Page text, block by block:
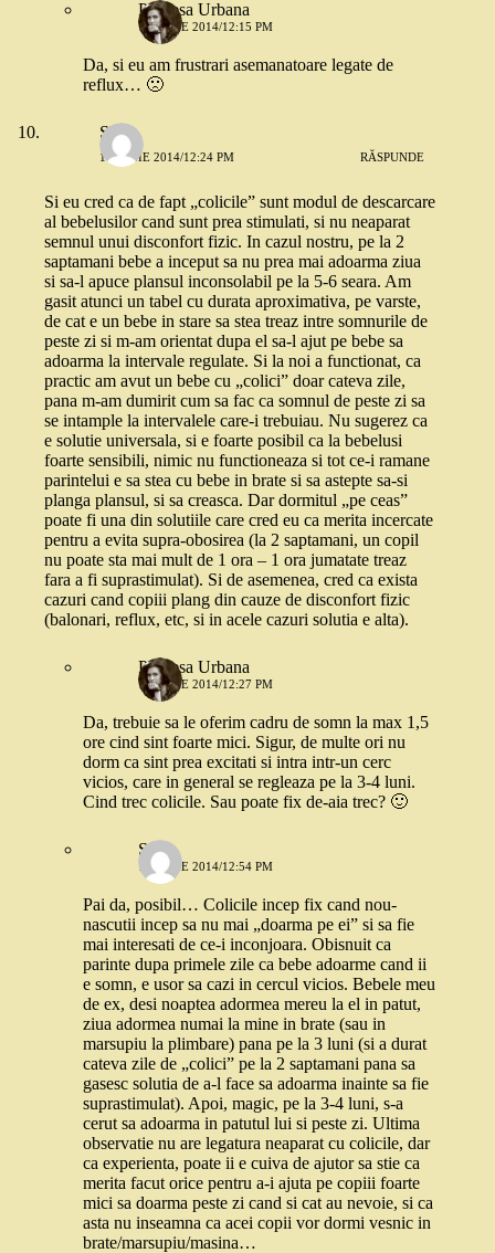
Printesa Urbana
17 IUNIE 2014/12:15 PM
Da, si eu am frustrari asemanatoare legate de
reflux… 🙁
Stefi
17 IUNIE 2014/12:24 PM RĂSPUNDE
Si eu cred ca de fapt „colicile” sunt modul de descarcare
al bebelusilor cand sunt prea stimulati, si nu neaparat
semnul unui disconfort fizic. In cazul nostru, pe la 2
saptamani bebe a inceput sa nu prea mai adoarma ziua
si sa-l apuce plansul inconsolabil pe la 5-6 seara. Am
gasit atunci un tabel cu durata aproximativa, pe varste,
de cat e un bebe in stare sa stea treaz intre somnurile de
peste zi si m-am orientat dupa el sa-l ajut pe bebe sa
adoarma la intervale regulate. Si la noi a functionat, ca
practic am avut un bebe cu „colici” doar cateva zile,
pana m-am dumirit cum sa fac ca somnul de peste zi sa
se intample la intervalele care-i trebuiau. Nu sugerez ca
e solutie universala, si e foarte posibil ca la bebelusi
foarte sensibili, nimic nu functioneaza si tot ce-i ramane
parintelui e sa stea cu bebe in brate si sa astepte sa-si
planga plansul, si sa creasca. Dar dormitul „pe ceas”
poate fi una din solutiile care cred eu ca merita incercate
pentru a evita supra-obosirea (la 2 saptamani, un copil
nu poate sta mai mult de 1 ora – 1 ora jumatate treaz
fara a fi suprastimulat). Si de asemenea, cred ca exista
cazuri cand copiii plang din cauze de disconfort fizic
(balonari, reflux, etc, si in acele cazuri solutia e alta).
Printesa Urbana
17 IUNIE 2014/12:27 PM
Da, trebuie sa le oferim cadru de somn la max 1,5
ore cind sint foarte mici. Sigur, de multe ori nu
dorm ca sint prea excitati si intra intr-un cerc
vicios, care in general se regleaza pe la 3-4 luni.
Cind trec colicile. Sau poate fix de-aia trec? 🙂
Stefi
17 IUNIE 2014/12:54 PM
Pai da, posibil… Colicile incep fix cand nou-
nascutii incep sa nu mai „doarma pe ei” si sa fie
mai interesati de ce-i inconjoara. Obisnuit ca
parinte dupa primele zile ca bebe adoarme cand ii
e somn, e usor sa cazi in cercul vicios. Bebele meu
de ex, desi noaptea adormea mereu la el in patut,
ziua adormea numai la mine in brate (sau in
marsupiu la plimbare) pana pe la 3 luni (si a durat
cateva zile de „colici” pe la 2 saptamani pana sa
gasesc solutia de a-l face sa adoarma inainte sa fie
suprastimulat). Apoi, magic, pe la 3-4 luni, s-a
cerut sa adoarma in patutul lui si peste zi. Ultima
observatie nu are legatura neaparat cu colicile, dar
ca experienta, poate ii e cuiva de ajutor sa stie ca
merita facut orice pentru a-i ajuta pe copiii foarte
mici sa doarma peste zi cand si cat au nevoie, si ca
asta nu inseamna ca acei copii vor dormi vesnic in
brate/marsupiu/masina…